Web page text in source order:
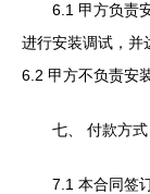
6.1 甲方负责
进行安装调试，并
6.2 甲方不负责安
七、 付款方式
7.1 本合同签